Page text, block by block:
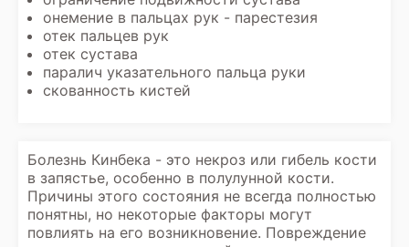
онемение в пальцах рук - парестезия
отек пальцев рук
отек сустава
паралич указательного пальца руки
скованность кистей
Болезнь Кинбека - это некроз или гибель кости
в запястье, особенно в полулунной кости.
Причины этого состояния не всегда полностью
понятны, но некоторые факторы могут
повлиять на его возникновение. Повреждение